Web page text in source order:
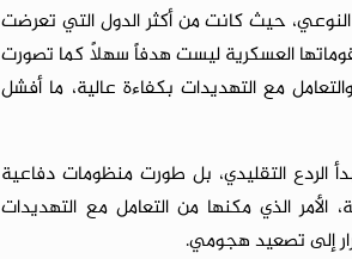
النوعي، حيث كانت من أكثر الدول التي تعرضت
العسكرية ليست هدفاً سهلاً كما تصورت
مع التهديدات بكفاءة عالية، ما أفشل
التقليدي، بل طورت منظومات دفاعية
الأمر الذي مكنها من التعامل مع التهديدات
إلى تصعيد هجومي.